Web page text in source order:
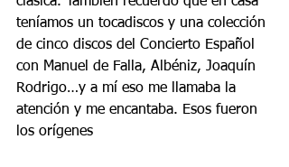
teníamos un tocadiscos y una colección
de cinco discos del Concierto Español
con Manuel de Falla, Albéniz, Joaquín
Rodrigo…y a mí eso me llamaba la
atención y me encantaba. Esos fueron
los orígenes